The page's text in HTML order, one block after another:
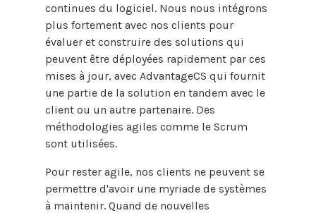
continues du logiciel. Nous nous intégrons
plus fortement avec nos clients pour
évaluer et construire des solutions qui
peuvent être déployées rapidement par ces
mises à jour, avec AdvantageCS qui fournit
une partie de la solution en tandem avec le
client ou un autre partenaire. Des
méthodologies agiles comme le Scrum
sont utilisées.
Pour rester agile, nos clients ne peuvent se
permettre d'avoir une myriade de systèmes
à maintenir. Quand de nouvelles